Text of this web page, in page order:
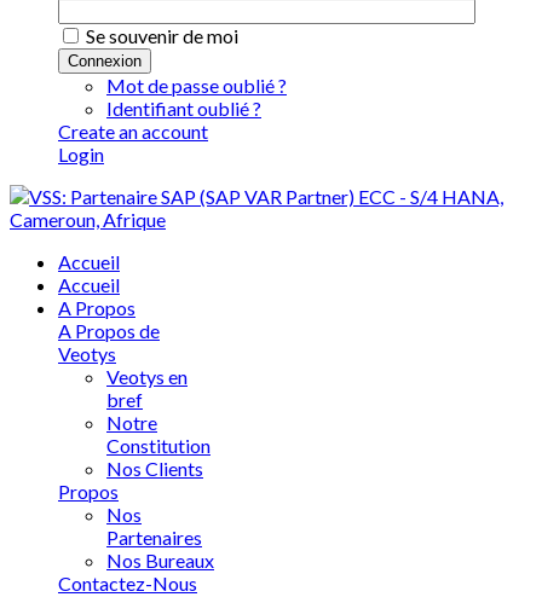
Se souvenir de moi
Connexion
Mot de passe oublié ?
Identifiant oublié ?
Create an account
Login
Accueil
Accueil
A Propos
A Propos de
Veotys
Veotys en
bref
Notre
Constitution
Nos Clients
Propos
Nos
Partenaires
Nos Bureaux
Contactez-Nous